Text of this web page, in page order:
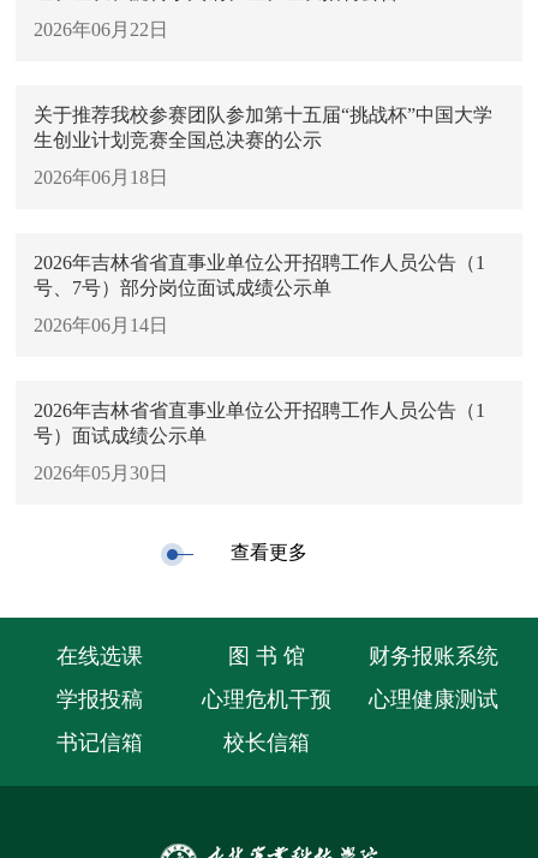
2026年06月22日
关于推荐我校参赛团队参加第十五届“挑战杯”中国大学
生创业计划竞赛全国总决赛的公示
2026年06月18日
2026年吉林省省直事业单位公开招聘工作人员公告（1
号、7号）部分岗位面试成绩公示单
2026年06月14日
2026年吉林省省直事业单位公开招聘工作人员公告（1
号）面试成绩公示单
2026年05月30日
查看更多
在线选课 图 书 馆
财务报账系统
学报投稿
心理危机干预
心理健康测试
书记信箱
校长信箱